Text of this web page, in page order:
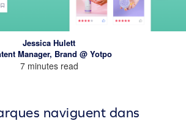
Jessica Hulett
Manager, Brand @ Yotpo
7 minutes read
naviguent dans